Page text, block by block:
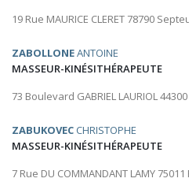
19 Rue MAURICE CLERET 78790
ZABOLLONEANTOINE
MASSEUR-KINÉSITHÉRAPEUTE
73 Boulevard GABRIEL LAURIOL 44300
ZABUKOVEC CHRISTOPHE
MASSEUR-KINÉSITHÉRAPEUTE
7 Rue DU COMMANDANT LAMY